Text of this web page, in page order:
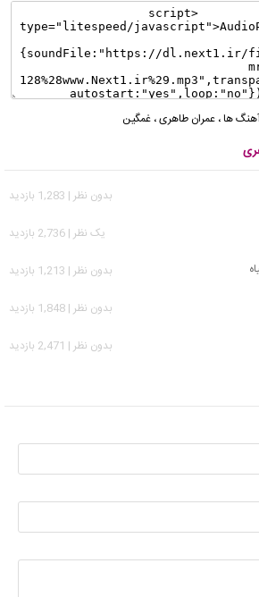
ها، عمران طاهری، غمگین
بدون نظر | 1,283 بازدید
يک نظر | 2,736 بازدید
بدون نظر | 1,213 بازدید
بدون نظر | 1,848 بازدید
بدون نظر | 2,471 بازدید